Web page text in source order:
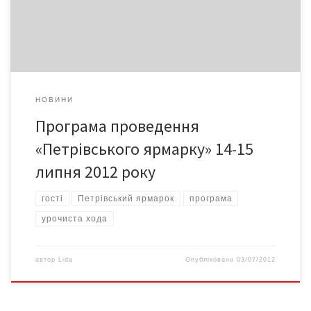
НОВИНИ
Програма проведення
«Петрівського ярмарку» 14-15
липня 2012 року
гості Петрівський ярмарок програма
урочиста хода
автор Lida Опубліковано03/07/2012